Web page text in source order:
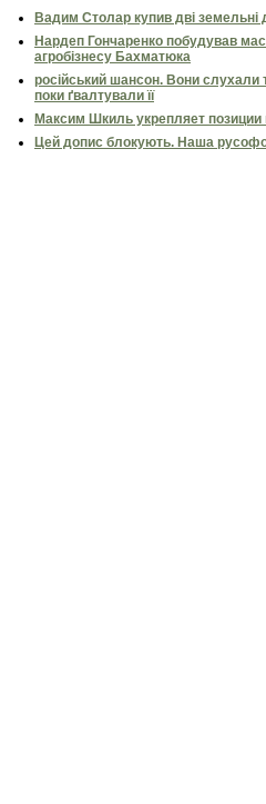
Вадим Столар купив дві земельні
Нардеп Гончаренко побудував
агробізнесу Бахматюка
російський шансон. Вони слухали
поки ґвалтували її
Максим Шкиль укрепляет позиции
Цей допис блокують. Наша